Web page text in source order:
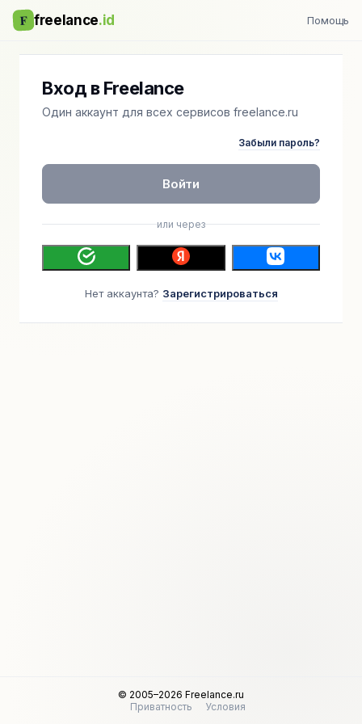
F freelance.id Помощь
Вход в Freelance
Один аккаунт для всех сервисов freelance.ru
Забыли пароль?
Войти
или через
Нет аккаунта? Зарегистрироваться
© 2005–2026 Freelance.ru
Приватность
Условия